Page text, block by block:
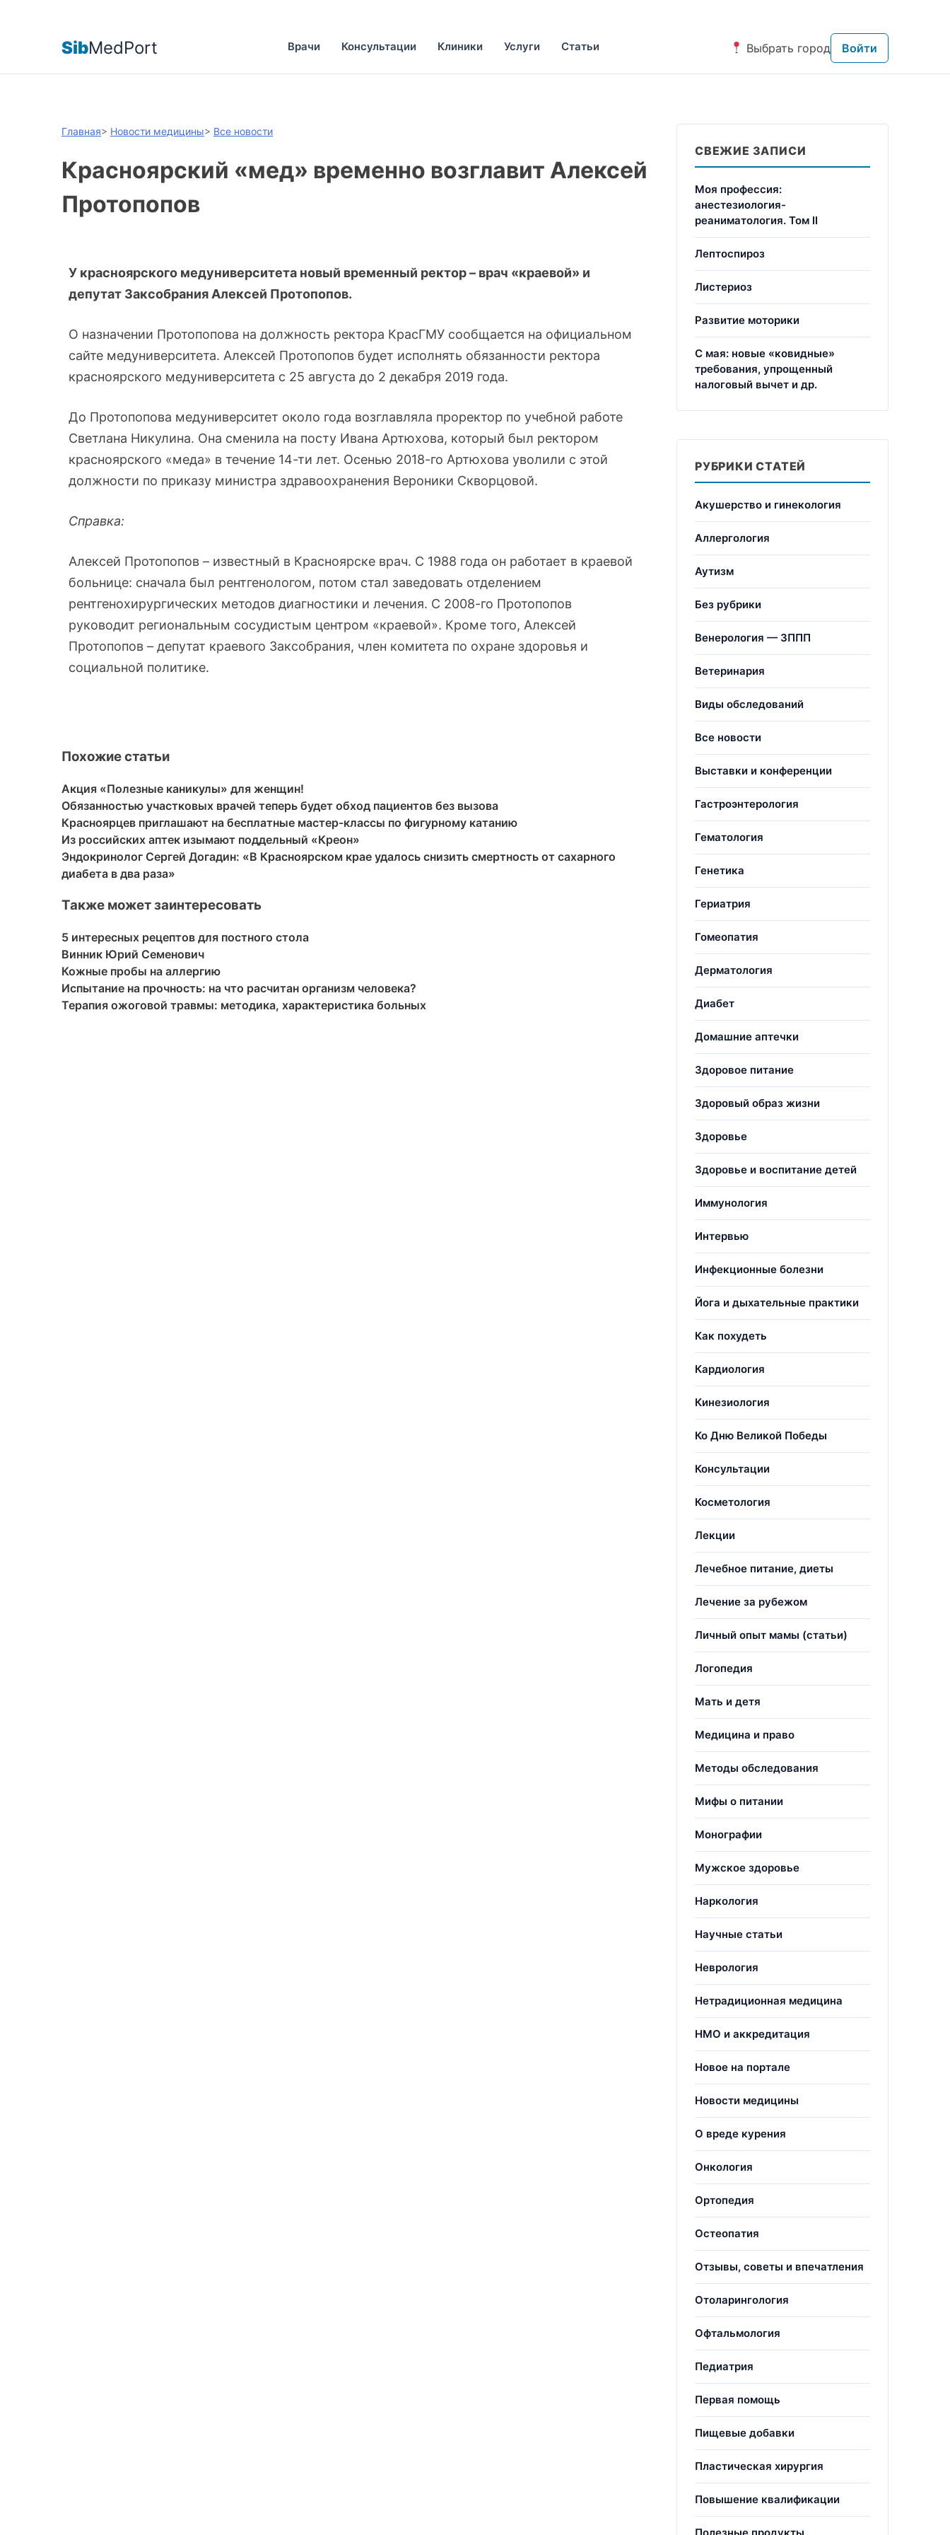
SibMedPort Врачи Консультации Клиники Услуги Статьи Выбрать город Войти
Главная> Новости медицины> Все новости
Красноярский «мед» временно возглавит Алексей
Протопопов
У красноярского медуниверситета новый временный ректор – врач «краевой» и
депутат Заксобрания Алексей Протопопов.
О назначении Протопопова на должность ректора КрасГМУ сообщается на официальном
сайте медуниверситета. Алексей Протопопов будет исполнять обязанности ректора
красноярского медуниверситета с 25 августа до 2 декабря 2019 года.
До Протопопова медуниверситет около года возглавляла проректор по учебной работе
Светлана Никулина. Она сменила на посту Ивана Артюхова, который был ректором
красноярского «меда» в течение 14-ти лет. Осенью 2018-го Артюхова уволили с этой
должности по приказу министра здравоохранения Вероники Скворцовой.
Справка:
Алексей Протопопов – известный в Красноярске врач. С 1988 года он работает в краевой
больнице: сначала был рентгенологом, потом стал заведовать отделением
рентгенохирургических методов диагностики и лечения. С 2008-го Протопопов
руководит региональным сосудистым центром «краевой». Кроме того, Алексей
Протопопов – депутат краевого Заксобрания, член комитета по охране здоровья и
социальной политике.
Похожие статьи
Акция «Полезные каникулы» для женщин!
Обязанностью участковых врачей теперь будет обход пациентов без вызова
Красноярцев приглашают на бесплатные мастер-классы по фигурному катанию
Из российских аптек изымают поддельный «Креон»
Эндокринолог Сергей Догадин: «В Красноярском крае удалось снизить смертность от сахарного
диабета в два раза»
Также может заинтересовать
5 интересных рецептов для постного стола
Винник Юрий Семенович
Кожные пробы на аллергию
Испытание на прочность: на что расчитан организм человека?
Терапия ожоговой травмы: методика, характеристика больных
СВЕЖИЕ ЗАПИСИ
Моя профессия:
анестезиология-
реаниматология. Том II
Лептоспироз
Листериоз
Развитие моторики
С мая: новые «ковидные»
требования, упрощенный
налоговый вычет и др.
РУБРИКИ СТАТЕЙ
Акушерство и гинекология
Аллергология
Аутизм
Без рубрики
Венерология — ЗППП
Ветеринария
Виды обследований
Все новости
Выставки и конференции
Гастроэнтерология
Гематология
Генетика
Гериатрия
Гомеопатия
Дерматология
Диабет
Домашние аптечки
Здоровое питание
Здоровый образ жизни
Здоровье
Здоровье и воспитание детей
Иммунология
Интервью
Инфекционные болезни
Йога и дыхательные практики
Как похудеть
Кардиология
Кинезиология
Ко Дню Великой Победы
Консультации
Косметология
Лекции
Лечебное питание, диеты
Лечение за рубежом
Личный опыт мамы (статьи)
Логопедия
Мать и детя
Медицина и право
Методы обследования
Мифы о питании
Монографии
Мужское здоровье
Наркология
Научные статьи
Неврология
Нетрадиционная медицина
НМО и аккредитация
Новое на портале
Новости медицины
О вреде курения
Онкология
Ортопедия
Остеопатия
Отзывы, советы и впечатления
Отоларингология
Офтальмология
Педиатрия
Первая помощь
Пищевые добавки
Пластическая хирургия
Повышение квалификации